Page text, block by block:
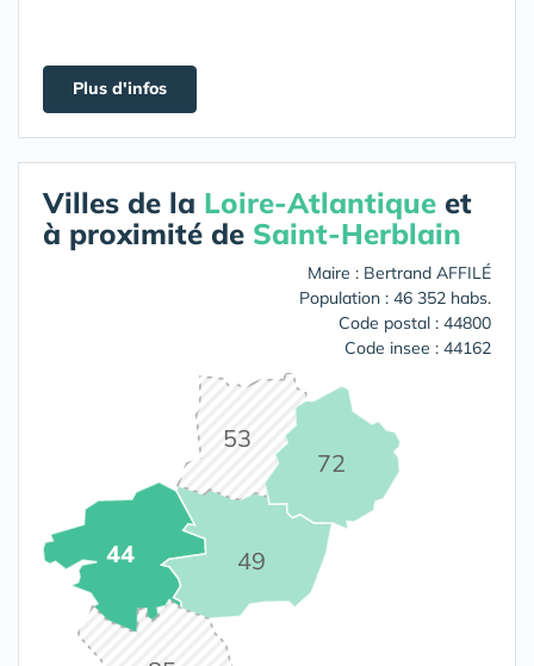
Plus d'infos
Villes de la Loire-Atlantique et
à proximité de Saint-Herblain
Maire : Bertrand AFFILÉ
Population : 46 352 habs.
Code postal : 44800
Code insee : 44162
44 49
53
72